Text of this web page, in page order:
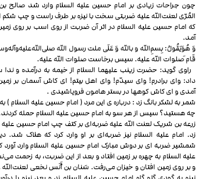
چون جراحات زیادی بر امام حسین علیه السلام وارد شد صالح
المُرّی لعنت‌الله علیه ضربتی سخت با نیزه بر طرف راست و چپ شکم
که امام حسین علیه السلام در اثر آن ضربت از روی اسب بر روی
آمد.
وَ هُوَیَقُولُ: بِسمِ‌الله و بالله وَ عَلَی ملت رسول الله
قَام َصلوات الله علیه. سپس برخاست صلوات الله علیه.
راوی گوید: حضرت زینب علیهما السلام از خیمه به درآمده و
داد: وای برادرم! وای سیدّم! وای اهل بیتم! ای کاش آسمان بر
آمدی و ای کاش کوه‏ها در بستر هامون فروپاشیدی .
شمر به لشکر بانگ زد : درباره ی این مرد ( امام حسین علیه السلام ) به
چه هستید؟ سپس از هر سو به امام حسین علیه السلام حمله
زرعه بن شریک لعنت الله علیه ضربه‌ای بر کتف چپ امام حسین علیه
زد. امام علیه السلام نیز ضربه‌ای بر او وارد کرد که هلاک شد.
شمشیر ضربه ای بر دوش مبارک امام حسین علیه السلام وارد آورد
علیه السلام به چهره بر زمین افتاد و بعد از این ضربت، به زحمت
و بر روی زمین افتان و خیزان می‌رفت. سَنان بن أَنَس نخعی لعنت‌الله